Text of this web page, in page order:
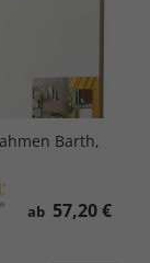
Barth,
ab 57,20 €